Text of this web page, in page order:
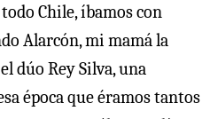
Chile, íbamos con
Alarcón, mi mamá la
dúo Rey Silva, una
época que éramos tantos